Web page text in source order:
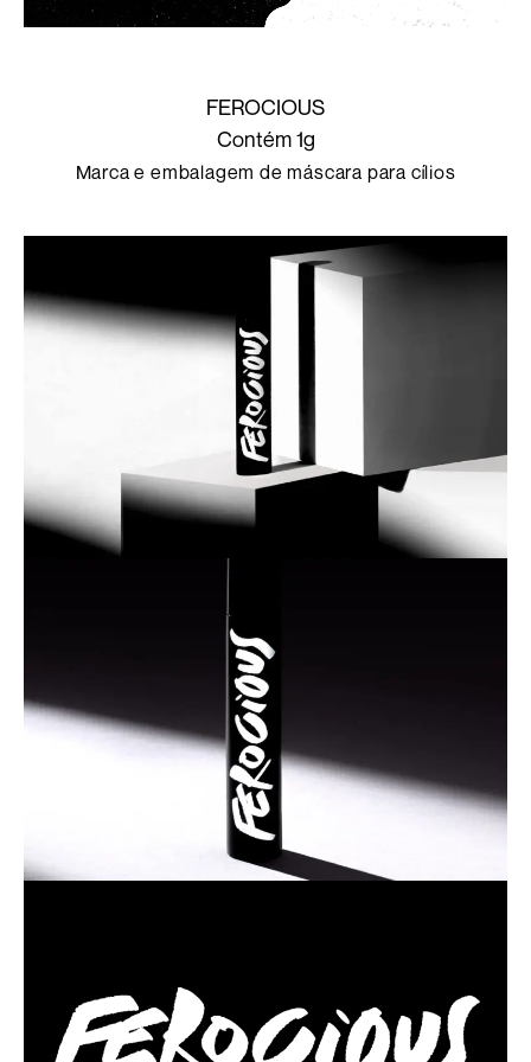
FEROCIOUS
Contém 1g
Marca e embalagem de máscara para cílios